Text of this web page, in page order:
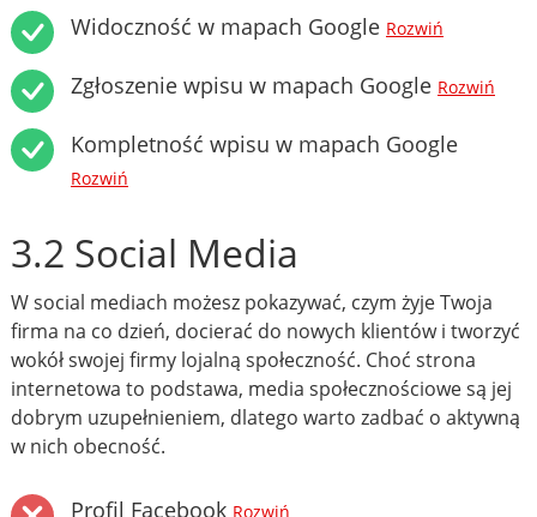
Widoczność w mapach Google Rozwiń
Zgłoszenie wpisu w mapach Google Rozwiń
Kompletność wpisu w mapach Google
Rozwiń
3.2 Social Media
W social mediach możesz pokazywać, czym żyje Twoja
firma na co dzień, docierać do nowych klientów i tworzyć
wokół swojej firmy lojalną społeczność. Choć strona
internetowa to podstawa, media społecznościowe są jej
dobrym uzupełnieniem, dlatego warto zadbać o aktywną
w nich obecność.
Profil Facebook